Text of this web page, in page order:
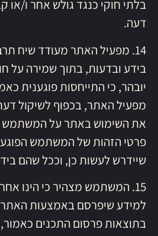
בלתי חוקי כנגד גולש אחר ו/או
דעה.
14. מפעיל האתר מעודד שיח
בידע ובדעות, בתוך שמירה על
יובהר, כי התייחסות פוגענית
מפעיל האתר, בכפוף לשיקול
את השימוש באתר על המשתמש
פרטי הזהות של המשתמש הפוגע
שיידרש לעשות כן, וככל שהם
15. המשתמש מצהיר כי הינו
למידע שיפרסם באמצעות האתר
בתוצאות פרסום התכנים כאמור,